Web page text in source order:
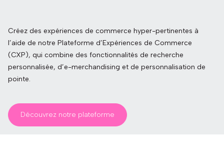
Créez des expériences de commerce hyper-pertinentes à
l’aide de notre Plateforme d’Expériences de Commerce
(CXP), qui combine des fonctionnalités de recherche
personnalisée, d’e-merchandising et de personnalisation de
pointe.
Découvrez notre plateforme